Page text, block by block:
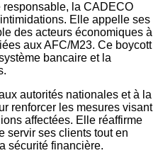
responsable, la CADECO
Elle appelle ses
des acteurs économiques à
aux AFC/M23. Ce boycott
bancaire et la
autorités nationales et à la
renforcer les mesures visant
affectées. Elle réaffirme
servir ses clients tout en
sécurité financière.